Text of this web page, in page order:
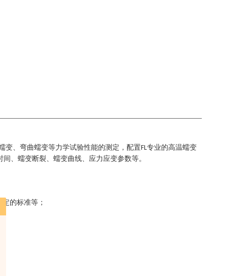
变、弯曲蠕变等力学试验性能的测定，配置FL专业的高温蠕变
间、蠕变断裂、蠕变曲线、应力应变参数等。
定的标准等 ；